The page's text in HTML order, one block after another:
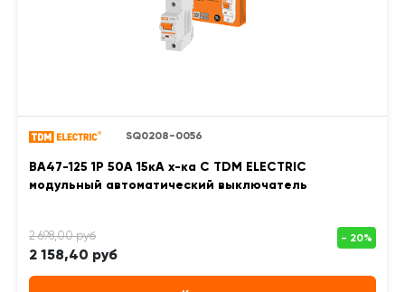
SQ0208-0056
ВА47-125 1Р 50А 15кА х-ка С TDM ELECTRIC
модульный автоматический выключатель
2 158,40 руб